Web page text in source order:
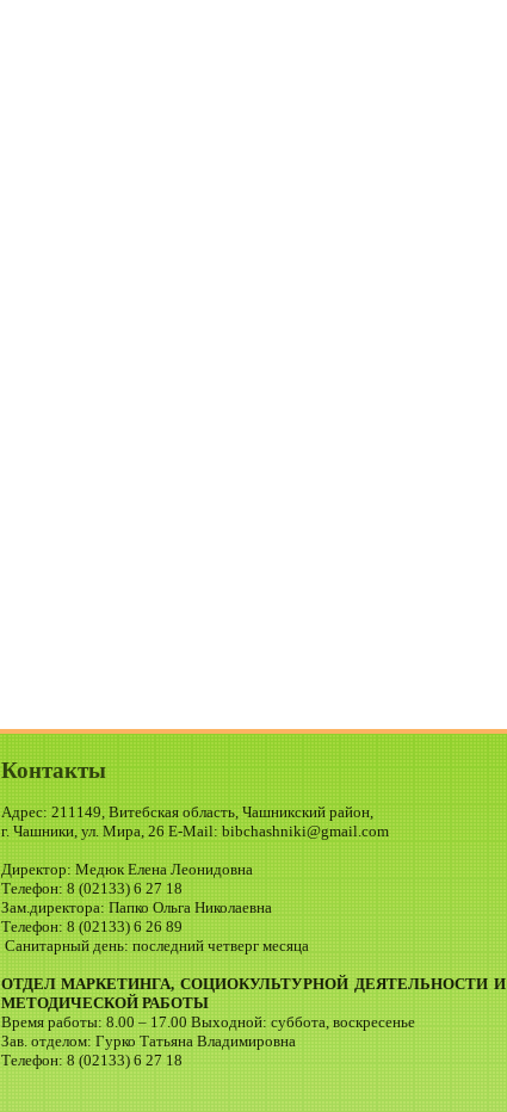
Контакты
Адрес: 211149, Витебская область, Чашникский район,
г. Чашники, ул. Мира, 26 E-Mail: bibchashniki@gmail.com
Директор: Медюк Елена Леонидовна
Телефон: 8 (02133) 6 27 18
Зам.директора: Папко Ольга Николаевна
Телефон: 8 (02133) 6 26 89
Санитарный день: последний четверг месяца
ОТДЕЛ МАРКЕТИНГА, СОЦИОКУЛЬТУРНОЙ ДЕЯТЕЛЬНОСТИ И
МЕТОДИЧЕСКОЙ РАБОТЫ
Время работы: 8.00 – 17.00 Выходной: суббота, воскресенье
Зав. отделом: Гурко Татьяна Владимировна
Телефон: 8 (02133) 6 27 18